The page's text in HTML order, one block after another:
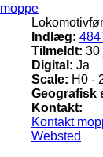
moppe
Indlæg:
Tilmeldt: 30
Digital: Ja
Scale: H0 -
Geografisk
Kontakt:
Kontakt
Websted